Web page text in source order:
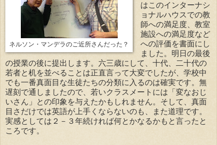
ネルソン・マンデラのご近所さんだった？
はこのインターナシ
ョナルハウスでの教
師への満足度、教室
施設への満足度など
への評価を書面にし
ました。明日の最後
の授業の後に提出します。六三歳にして、十代、二十代の
若者と机を並べることは正直言って大変でしたが、学校中
でも一番真面目な生徒たちの分類に入るのは確実です。無
遅刻で通しましたので、若いクラスメートには「変なおじ
いさん」との印象を与えたかもしれません。そして、真面
目さだけでは英語が上手くならないのも、また道理です。
実感としては２－３年続ければ何とかなるかもと言ったと
ころです。